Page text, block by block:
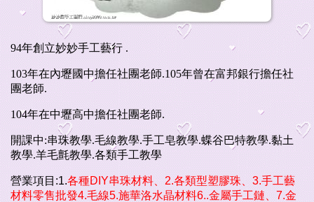
94年創立妙妙手工藝行 .
103年在內壢國中擔任社團老師.105年曾在富邦銀行擔任社
團老師.
104年在中壢高中擔任社團老師.
開課中:串珠教學.毛線教學.手工皂教學.蝶谷巴特教學.黏土
教學.羊毛氈教學.各類手工教學
營業項目:1.各種DIY串珠材料、2.各類型塑膠珠、3.手工藝
材料零售批發4.毛線5.施華洛水晶材料6..金屬手工鏈、7.金